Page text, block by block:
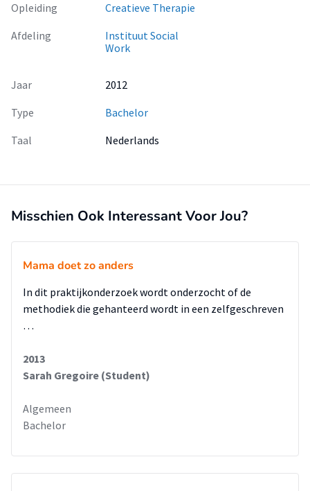
Opleiding
Creatieve Therapie
Afdeling
Instituut Social
Work
Jaar
2012
Type
Bachelor
Taal
Nederlands
Misschien Ook Interessant Voor Jou?
Mama doet zo anders
In dit praktijkonderzoek wordt onderzocht of de
methodiek die gehanteerd wordt in een zelfgeschreven
…
2013
Sarah Gregoire (Student)
Algemeen
Bachelor